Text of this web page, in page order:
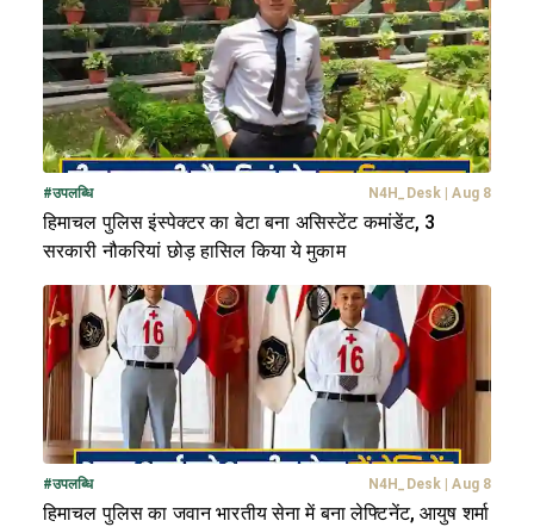
#उपलब्धि N4H_Desk Aug 8
हिमाचल पुलिस इंस्पेक्टर का बेटा बना असिस्टेंट कमांडेंट, 3
सरकारी नौकरियां छोड़ हासिल किया ये मुकाम
#उपलब्धि N4H_Desk Aug 8
हिमाचल पुलिस का जवान भारतीय सेना में बना लेफ्टिनेंट, आयुष शर्मा